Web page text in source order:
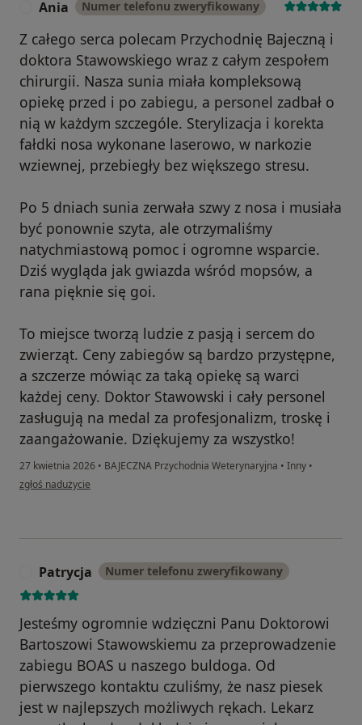
Ania Numer telefonu zweryfikowany
Z całego serca polecam Przychodnię Bajeczną i
doktora Stawowskiego wraz z całym zespołem
chirurgii. Nasza sunia miała kompleksową
opiekę przed i po zabiegu, a personel zadbał o
nią w każdym szczególe. Sterylizacja i korekta
fałdki nosa wykonane laserowo, w narkozie
wziewnej, przebiegły bez większego stresu.
Po 5 dniach sunia zerwała szwy z nosa i musiała
być ponownie szyta, ale otrzymaliśmy
natychmiastową pomoc i ogromne wsparcie.
Dziś wygląda jak gwiazda wśród mopsów, a
rana pięknie się goi.
To miejsce tworzą ludzie z pasją i sercem do
zwierząt. Ceny zabiegów są bardzo przystępne,
a szczerze mówiąc za taką opiekę są warci
każdej ceny. Doktor Stawowski i cały personel
zasługują na medal za profesjonalizm, troskę i
zaangażowanie. Dziękujemy za wszystko!
27 kwietnia 2026 • BAJECZNA Przychodnia Weterynaryjna • Inny •
w opinii użytkownika Ania
zgłoś nadużycie
Patrycja Numer telefonu zweryfikowany
Jesteśmy ogromnie wdzięczni Panu Doktorowi
Bartoszowi Stawowskiemu za przeprowadzenie
zabiegu BOAS u naszego buldoga. Od
pierwszego kontaktu czuliśmy, że nasz piesek
jest w najlepszych możliwych rękach. Lekarz